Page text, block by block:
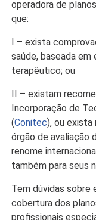
operadora de
que:
I – exista
saúde, baseada
terapêutico; ou
II – existam
Incorporação de
(Conitec), ou exista
órgão de avaliação
renome
também para seus
Tem dúvidas sobre
cobertura dos
profissionais